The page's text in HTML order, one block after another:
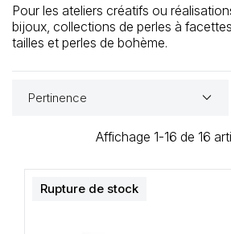
Pour les ateliers créatifs ou
bijoux, collections de perles à
tailles et perles de bohème.
Pertinence keyboard_arrow_down
Affichage 1-16 de 16
Rupture de stock